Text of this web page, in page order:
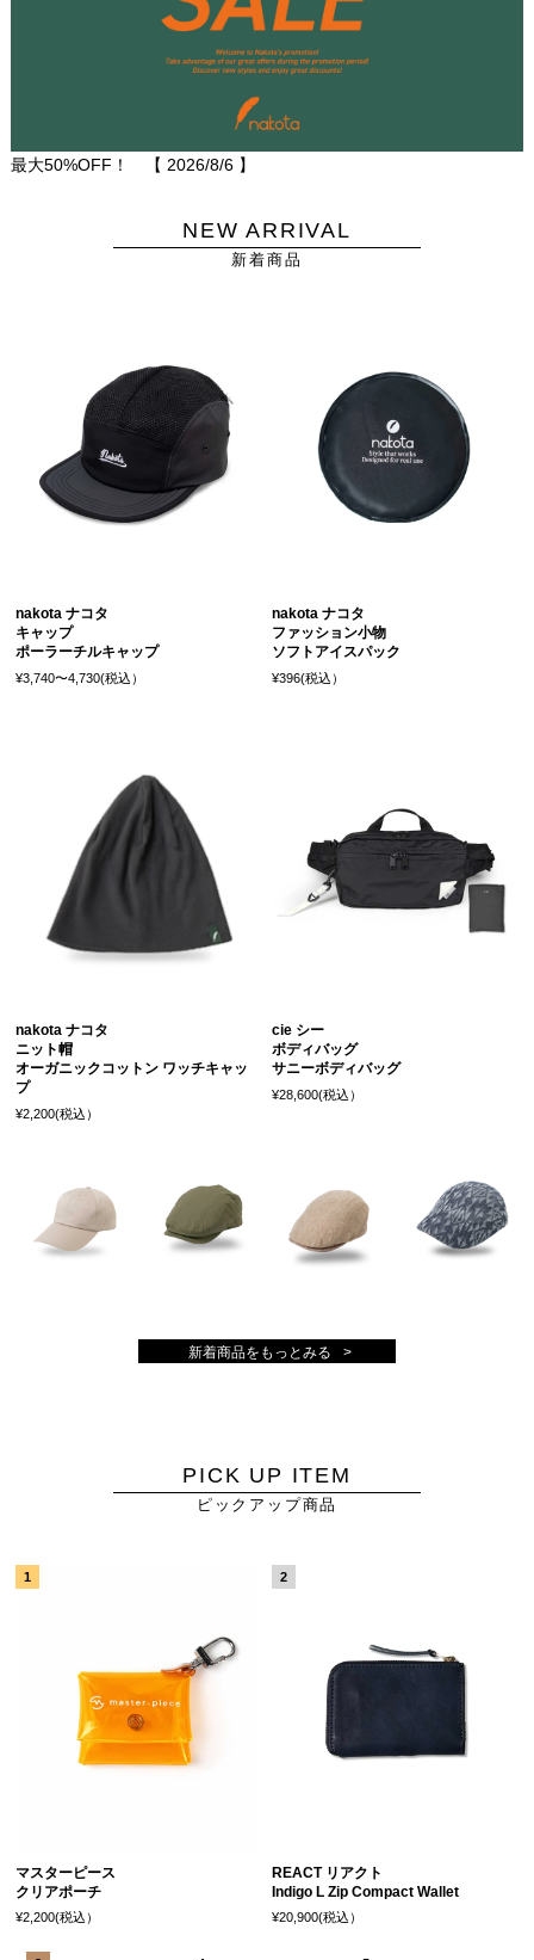
最大50%OFF！ 【 2026/8/6】
NEW ARRIVAL
新着商品
nakota ナコタ
キャップ
ポーラーチルキャップ
¥3,740〜4,730(税込）
nakota ナコタ
ファッション小物
ソフトアイスパック
¥396(税込）
nakota ナコタ
ニット帽
オーガニックコットン ワッチキャッ
プ
¥2,200(税込）
cie シー
ボディバッグ
サニーボディバッグ
¥28,600(税込）
新着商品をもっとみる
PICK UP ITEM
ピックアップ商品
マスターピース
クリアポーチ
¥2,200(税込）
REACT リアクト
Indigo L Zip Compact Wallet
¥20,900(税込）